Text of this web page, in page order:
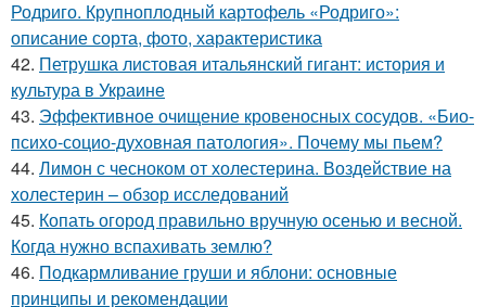
Родриго. Крупноплодный картофель «Родриго»:
описание сорта, фото, характеристика
42. Петрушка листовая итальянский гигант: история и
культура в Украине
43. Эффективное очищение кровеносных сосудов. «Био-
психо-социо-духовная патология». Почему мы пьем?
44. Лимон с чесноком от холестерина. Воздействие на
холестерин – обзор исследований
45. Копать огород правильно вручную осенью и весной.
Когда нужно вспахивать землю?
46. Подкармливание груши и яблони: основные
принципы и рекомендации